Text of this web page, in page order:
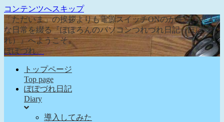
コンテンツへスキップ
「ただいま」の挨拶よりも電源スイッチONのが先な、そん
な日常を綴る『ぽぽろんのパソコンつれづれ日記（ぽぽづ
れ）』へようこそ。
ぽぽづれ。
トップページ
Top page
ぽぽづれ日記
Diary
導入してみた